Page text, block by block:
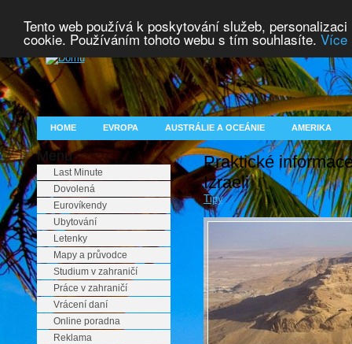
Tento web používá k poskytování služeb,
cookie. Používáním tohoto webu s tím souhlasíte. Více
HOME EVROPA AUSTRÁLIE A OCEÁNIE AMERIKA
Menu
Last Minute
Dovolená
Eurovíkendy
Ubytování
Letenky
Mapy a průvodce
Studium v zahraničí
Práce v zahraničí
Vrácení daní
Online poradna
Reklama
Praktické
Izraeli
Tipy